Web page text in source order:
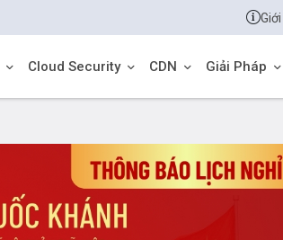
Cloud Security CDN Giải Pháp